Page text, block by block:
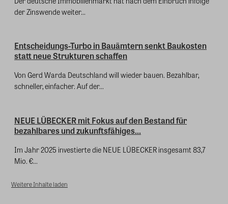
der Zinswende weiter...
Entscheidungs-Turbo in Bauämtern senkt Baukosten
statt neue Strukturen schaffen
Von Gerd Warda Deutschland will wieder bauen. Bezahlbar,
schneller, einfacher. Auf der...
NEUE LÜBECKER mit Fokus auf den Bestand für
bezahlbares und zukunftsfähiges...
Im Jahr 2025 investierte die NEUE LÜBECKER insgesamt 83,7
Mio. €...
Weitere Inhalte laden